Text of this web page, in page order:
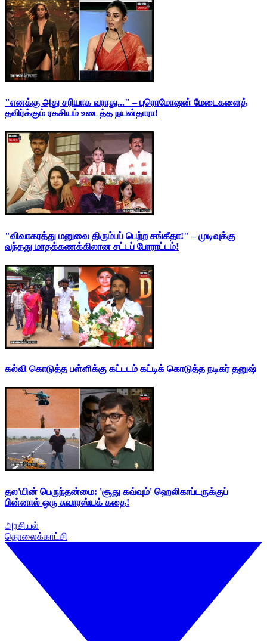
"எனக்கு அது சரியாக வராது..." – புரொமோஷன் மேடைகளைத்
தவிர்க்கும் ரகசியம் உடைத்த நயன்தாரா!
"விவாகரத்து மனுவை திரும்பப் பெற்ற சங்கீதா!" – முடிவுக்கு
வந்தது மாதக்கணக்கிலான சட்டப் போராட்டம்!
கல்வி கொடுத்த பள்ளிக்கு கட்டடம் கட்டிக் கொடுத்த நடிகர் தனுஷ்
தல'யின் பெருந்தன்மை: 'சூது கவ்வும்' ஹெலிகாப்டருக்குப்
பின்னால் ஒரு சுவாரஸ்யக் கதை!
அரசியல்
தொலைக்காட்சி